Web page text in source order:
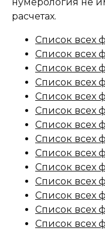
расчетах.
Список всех
Список всех
Список всех
Список всех
Список всех
Список всех
Список всех
Список всех
Список всех
Список всех
Список всех
Список всех
Список всех
Список всех